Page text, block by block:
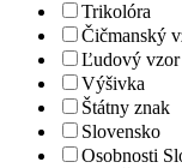
Trikolóra
Čičmanský
Ľudový vzor
Výšivka
Štátny znak
Slovensko
Osobnosti